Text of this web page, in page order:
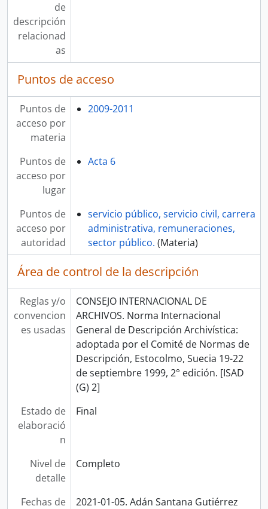
de
descripción
relacionad
as
Puntos de acceso
Puntos de
acceso por
materia
2009-2011
Puntos de
acceso por
lugar
Acta 6
Puntos de
acceso por
autoridad
servicio público, servicio civil, carrera
administrativa, remuneraciones,
sector público. (Materia)
Área de control de la descripción
Reglas y/o
convencion
es usadas
CONSEJO INTERNACIONAL DE
ARCHIVOS. Norma Internacional
General de Descripción Archivística:
adoptada por el Comité de Normas de
Descripción, Estocolmo, Suecia 19-22
de septiembre 1999, 2° edición. [ISAD
(G) 2]
Estado de
elaboració
n
Final
Nivel de
detalle
Completo
Fechas de
2021-01-05. Adán Santana Gutiérrez